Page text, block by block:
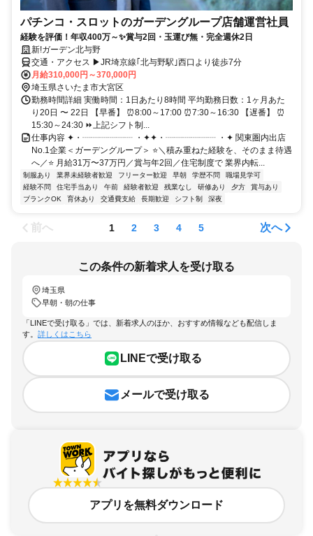
パチンコ・スロットのガーデングループ店舗運営社員
経験を評価！年収400万～✨賞与2回・玉運び無・完全週休2日
新!ガーデン北与野
交通・アクセス ▶JR埼京線｢北与野駅｣西口より徒歩7分
月給310,000円～370,000円
埼玉県さいたま市大宮区
勤務時間詳細 実働時間：1日あたり8時間 平均勤務日数：1ヶ月あた
り20日 〜 22日 【早番】 ⏰8:00～17:00 ⏰7:30～16:30 【遅番】 ⏰
15:30～24:30 ⏩上記シフト制...
仕事内容 ✦・┈┈┈┈┈┈ ・✦✦・┈┈┈┈┈┈ ・✦ 関東圏内出店
No.1企業＜ガーデングループ＞ ⭐＼積み重ねた経験を、そのまま待遇
へ／⭐ 月給31万〜37万円／賞与年2回／住宅制度で 業界内転...
制服あり 業界未経験者歓迎 フリーター歓迎 早朝 学歴不問
職場見学可
経験不問
住宅手当あり 午前 経験者歓迎 残業なし 研修あり 夕方
賞与あり
ブランクOK
育休あり 交通費支給 長期歓迎 シフト制 深夜
前へ 1 2 3 4 5 次へ
この条件の新着求人を受け取る
埼玉県
早朝・朝の仕事
「LINEで受け取る」では、新着求人のほか、おすすめ情報なども配信しま
す。 詳しくはこちら
LINEで受け取る
メールで受け取る
アプリを無料ダウンロード